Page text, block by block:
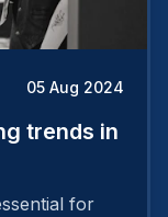
05 Aug 2024
trends in
for